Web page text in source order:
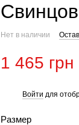
Нет в наличии
1 465 грн
Войти для
Размер